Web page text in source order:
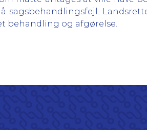
sagsbehandlingsfejl.
behandling og afgørelse.